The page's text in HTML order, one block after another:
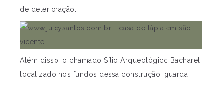
de deterioração.
Além disso, o chamado Sítio Arqueológico Bacharel,
localizado nos fundos dessa construção, guarda